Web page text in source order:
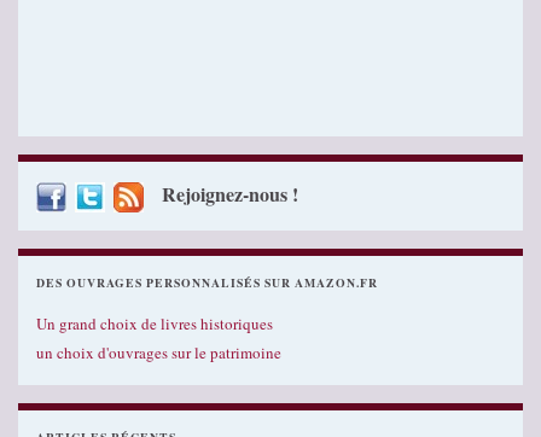
Rejoignez-nous !
DES OUVRAGES PERSONNALISÉS SUR AMAZON.FR
Un grand choix de livres historiques
un choix d'ouvrages sur le patrimoine